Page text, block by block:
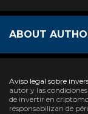
ABOUT
Aviso legal sobre
autor y las
de invertir en
responsabilizan de